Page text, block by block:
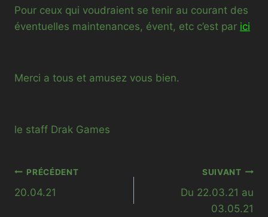
Pour ceux qui voudraient se tenir au courant des
éventuelles maintenances, évent, etc c’est par ici
Merci a tous et amusez vous bien.
le staff Drak Games
Navigation
de
PRÉCÉDENT
20.04.21
SUIVANT
Du 22.03.21 au
03.05.21